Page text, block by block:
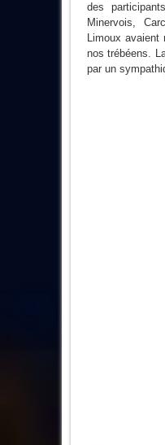
des
Minervois,
Limoux avaient
nos trébéens.
par un